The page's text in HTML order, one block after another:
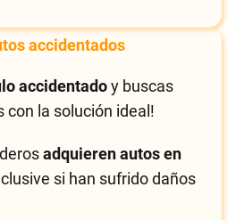
accidentados
accidentadoy buscas
con la solución ideal!
adquieren autos en
si han sufrido daños